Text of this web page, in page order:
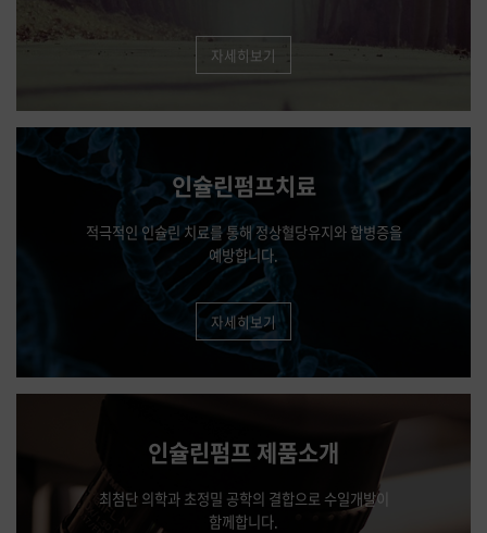
자세히보기
인슐린펌프치료
적극적인 인슐린 치료를 통해 정상혈당유지와 합병증을
예방합니다.
자세히보기
인슐린펌프 제품소개
최첨단 의학과 초정밀 공학의 결합으로 수일개발이
함께합니다.